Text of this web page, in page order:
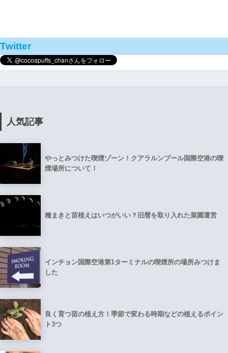
Twitter
人気記事
やっとみつけた喫煙ゾーン！クアラルンプール国際空港の喫
煙場所について！
種まきと苗植えはいつがいい？旧暦を取り入れた菜園運営
インチョン国際空港第1ターミナルの喫煙所の場所みつけま
した
良く育つ苗の植え方！季節で変わる時期などの植えるポイン
ト3つ